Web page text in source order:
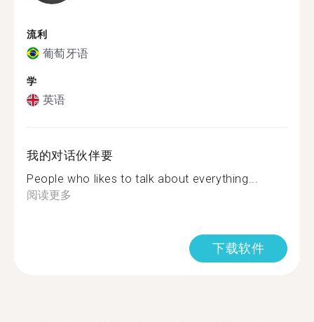
流利
葡萄牙语
学
英语
我的对话伙伴要
People who likes to talk about everything...
阅读更多
下载软件